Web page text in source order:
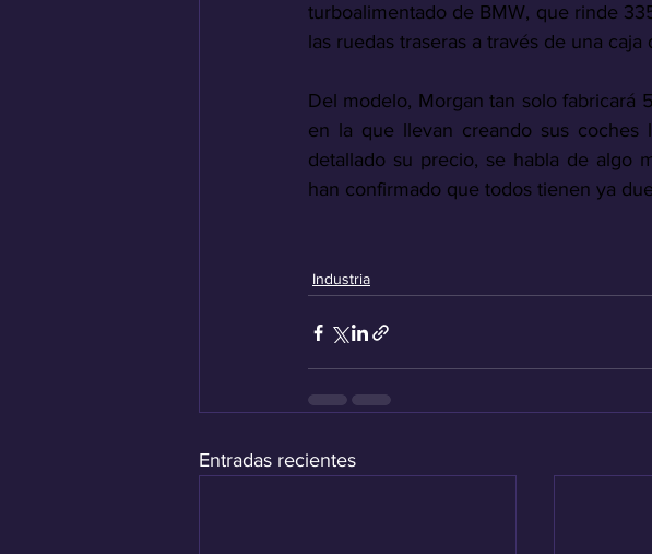
turboalimentado de BMW, que rinde
las ruedas traseras a través de una
Del modelo, Morgan tan solo fabricará
en la que llevan creando sus coches
detallado su precio, se habla de algo
han confirmado que todos tienen ya
Industria
Entradas recientes